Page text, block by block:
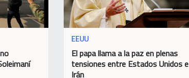
EEUU
El papa llama a la paz en plenas
tensiones entre Estados Unidos e
Irán